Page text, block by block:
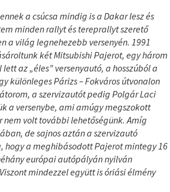
a csúcsa mindig is a Dakar lesz és
minden rallyt és tereprallyt szerető
a világ legnehezebb versenyén. 1991
két Mitsubishi Pajerot, egy három
az „éles” versenyautó, a hosszúból a
különleges Párizs – Fokváros útvonalon
a szervizautót pedig Polgár Laci
a versenybe, ami amúgy megszokott
volt további lehetőségünk. Amíg
de sajnos aztán a szervizautó
a meghibásodott Pajerot mintegy 16
európai autópályán nyilván
mindezzel együtt is óriási élmény